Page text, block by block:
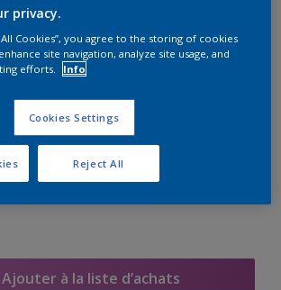
2,5L
Ajouter à la liste d’achats
privacy.
All Cookies”, you agree to the storing of cookies
site navigation, analyze site usage, and
efforts.
Info
Cookies Settings
Reject All